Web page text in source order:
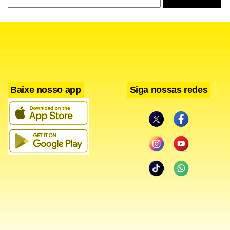
A declaração se deu nesta quinta-feira, 7, em seu discurso
de abertura da 10ª Cúpula dos Presidentes de Parlamentos
Baixe nosso app Siga nossas redes